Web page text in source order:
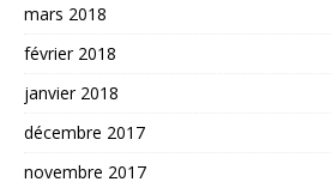
mars 2018
février 2018
janvier 2018
décembre 2017
novembre 2017